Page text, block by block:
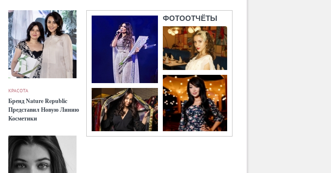
КРАСОТА
Бренд Nature Republic
Представил Новую Линию
Косметики
ФОТООТЧЁТЫ